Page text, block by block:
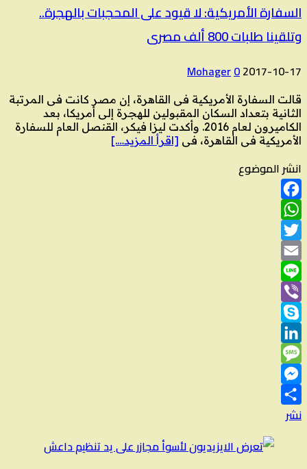
السفارة الأمريكية: لا قيود على المحجبات بالهجرة..
وتلقينا طلبات 800 ألف مصرى
2017-10-17
Mohager0
قالت السفارة الأمريكية فى القاهرة، إن مصر كانت فى المرتبة
الثانية بتعداد السكان المقبولين للهجرة إلى أمريكا، بعد
الكاميرون لعام 2016. وأكدت ليزا فيكر، القنصل العام للسفارة
الأمريكية فى القاهرة، فى [اقرأ المزيد….]
انشر الموضوع
Facebook
WhatsApp
Twitter
Email
Line
Viber
Skype
LinkedIn
Message
Messenger
نشر